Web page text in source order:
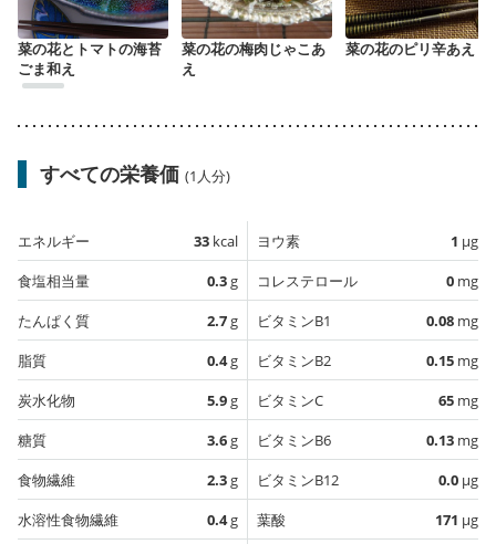
菜の花とトマトの海苔
ごま和え
菜の花の梅肉じゃこあ
え
菜の花のピリ辛あえ
すべての栄養価 (1人分)
エネルギー 33 kcal
食塩相当量
0.3g
たんぱく質
2.7g
脂質
0.4g
炭水化物
5.9g
糖質
3.6g
食物繊維
2.3g
水溶性食物繊維
0.4g
ヨウ素 1 µg
コレステロール
0 mg
ビタミンB1
0.08 mg
ビタミンB2
0.15 mg
ビタミンC
65 mg
ビタミンB6
0.13 mg
ビタミンB12
0.0 µg
葉酸
171 µg